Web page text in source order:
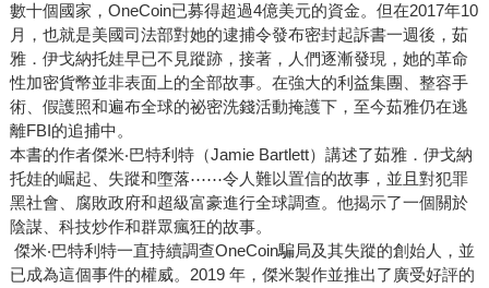
數十個國家，OneCoin已募得超過4億美元的資金。但在2017年10
月，也就是美國司法部對她的逮捕令發布密封起訴書一週後，茹
雅．伊戈納托娃早已不見蹤跡，接著，人們逐漸發現，她的革命
性加密貨幣並非表面上的全部故事。在強大的利益集團、整容手
術、假護照和遍布全球的祕密洗錢活動掩護下，至今茹雅仍在逃
離FBI的追捕中。
本書的作者傑米‧巴特利特（Jamie Bartlett）講述了茹雅．伊戈納
托娃的崛起、失蹤和墮落⋯⋯令人難以置信的故事，並且對犯罪
黑社會、腐敗政府和超級富豪進行全球調查。他揭示了一個關於
陰謀、科技炒作和群眾瘋狂的故事。
傑米‧巴特利特一直持續調查OneCoin騙局及其失蹤的創始人，並
已成為這個事件的權威。2019 年，傑米製作並推出了廣受好評的